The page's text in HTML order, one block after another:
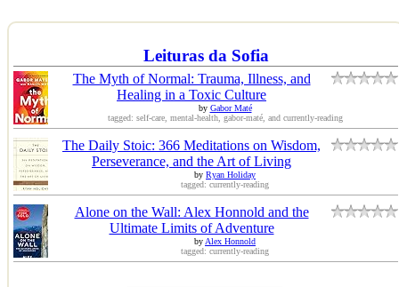
Leituras da Sofia
The Myth of Normal: Trauma, Illness, and
Healing in a Toxic Culture
by Gabor Maté
tagged: self-care, mental-health, gabor-maté, and currently-reading
The Daily Stoic: 366 Meditations on Wisdom,
Perseverance, and the Art of Living
by Ryan Holiday
tagged: currently-reading
Alone on the Wall: Alex Honnold and the
Ultimate Limits of Adventure
by Alex Honnold
tagged: currently-reading